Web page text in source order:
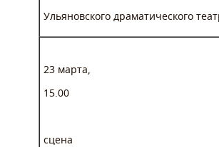
Ульяновского драматического
23 марта,
15.00
сцена